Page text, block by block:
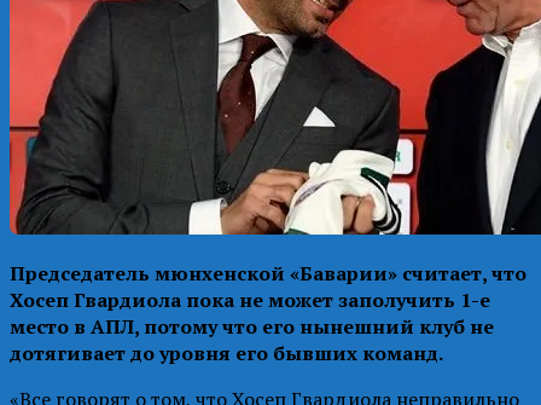
Председатель мюнхенской «Баварии» считает, что
Хосеп Гвардиола пока не может заполучить 1-е
место в АПЛ, потому что его нынешний клуб не
дотягивает до уровня его бывших команд.
«Все говорят о том, что Хосеп Гвардиола неправильно